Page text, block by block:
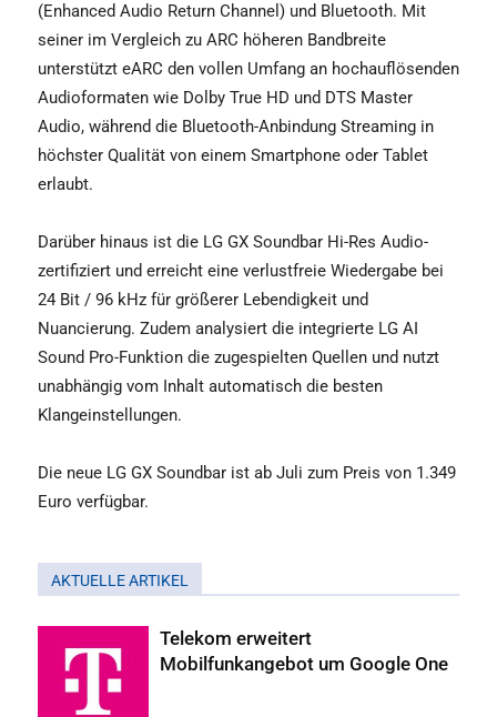
(Enhanced Audio Return Channel) und Bluetooth. Mit
seiner im Vergleich zu ARC höheren Bandbreite
unterstützt eARC den vollen Umfang an hochauflösenden
Audioformaten wie Dolby True HD und DTS Master
Audio, während die Bluetooth-Anbindung Streaming in
höchster Qualität von einem Smartphone oder Tablet
erlaubt.
Darüber hinaus ist die LG GX Soundbar Hi-Res Audio-
zertifiziert und erreicht eine verlustfreie Wiedergabe bei
24 Bit / 96 kHz für größerer Lebendigkeit und
Nuancierung. Zudem analysiert die integrierte LG AI
Sound Pro-Funktion die zugespielten Quellen und nutzt
unabhängig vom Inhalt automatisch die besten
Klangeinstellungen.
Die neue LG GX Soundbar ist ab Juli zum Preis von 1.349
Euro verfügbar.
AKTUELLE ARTIKEL
Telekom erweitert
Mobilfunkangebot um Google One